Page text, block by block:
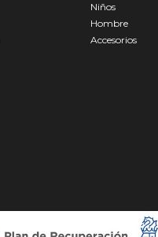
Niños
Hombre
Accesorios